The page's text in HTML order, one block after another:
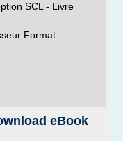
SCL - Livre
Format
eBook